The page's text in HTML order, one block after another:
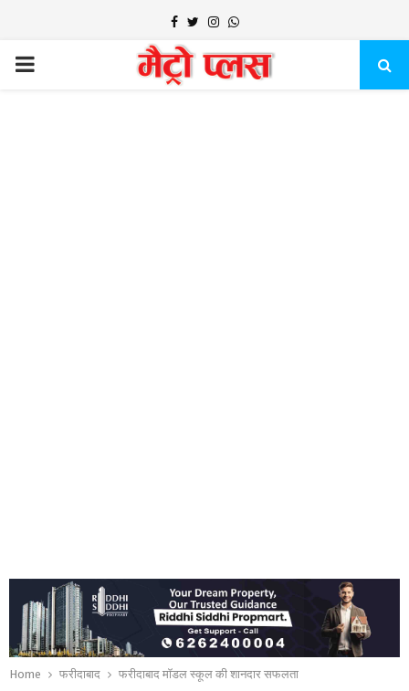
Facebook
TwitterInstagram
Whatsapp
PRIMARY
Home फरीदाबाद फरीदाबाद मॉडल स्कूल की शानदार सफलता